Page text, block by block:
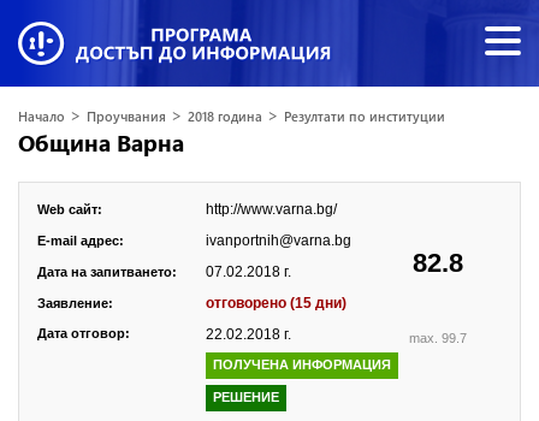
Начало > Проучвания > 2018 година > Резултати по институции
Община Варна
82.8
max. 99.7
Web сайт: http://www.varna.bg/
E-mail адрес: ivanportnih@varna.bg
Дата на запитването: 07.02.2018 г.
Заявление: отговорено (15 дни)
Дата отговор: 22.02.2018 г.
ПОЛУЧЕНА ИНФОРМАЦИЯ
РЕШЕНИЕ